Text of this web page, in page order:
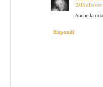
2015 alle ore
Anche la
Rispondi